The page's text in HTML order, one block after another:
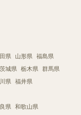
県 山形県 福島県
茨城県 栃木県 群馬県
県 福井県
県 和歌山県